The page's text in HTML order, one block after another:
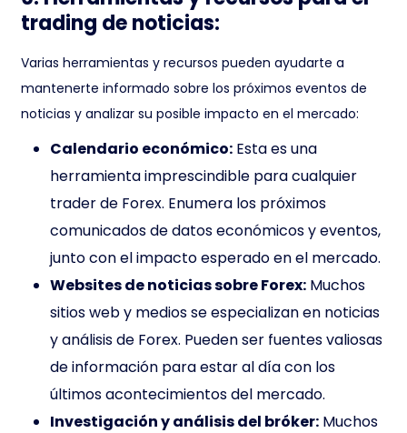
trading de noticias:
Varias herramientas y recursos pueden ayudarte a
mantenerte informado sobre los próximos eventos de
noticias y analizar su posible impacto en el mercado:
Calendario económico: Esta es una
herramienta imprescindible para cualquier
trader de Forex. Enumera los próximos
comunicados de datos económicos y eventos,
junto con el impacto esperado en el mercado.
Websites de noticias sobre Forex: Muchos
sitios web y medios se especializan en noticias
y análisis de Forex. Pueden ser fuentes valiosas
de información para estar al día con los
últimos acontecimientos del mercado.
Investigación y análisis del bróker: Muchos